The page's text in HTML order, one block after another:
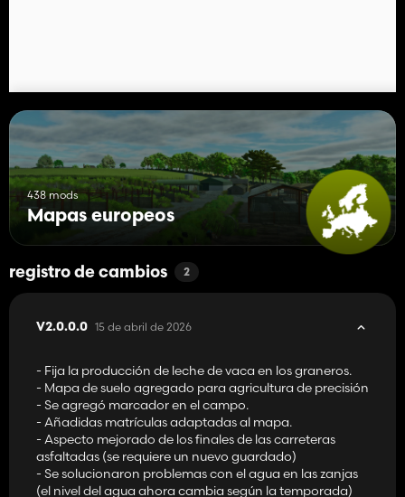
438 mods
Mapas europeos
registro de cambios 2
V2.0.0.0 15 de abril de 2026
- Fija la producción de leche de vaca en los graneros.
- Mapa de suelo agregado para agricultura de precisión
- Se agregó marcador en el campo.
- Añadidas matrículas adaptadas al mapa.
- Aspecto mejorado de los finales de las carreteras
asfaltadas (se requiere un nuevo guardado)
- Se solucionaron problemas con el agua en las zanjas
(el nivel del agua ahora cambia según la temporada)